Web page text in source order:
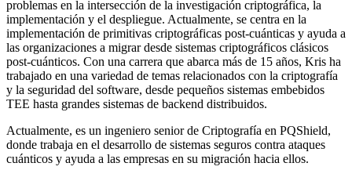
problemas en la intersección de la investigación criptográfica, la
implementación y el despliegue. Actualmente, se centra en la
implementación de primitivas criptográficas post-cuánticas y ayuda a
las organizaciones a migrar desde sistemas criptográficos clásicos
post-cuánticos. Con una carrera que abarca más de 15 años, Kris ha
trabajado en una variedad de temas relacionados con la criptografía
y la seguridad del software, desde pequeños sistemas embebidos
TEE hasta grandes sistemas de backend distribuidos.
Actualmente, es un ingeniero senior de Criptografía en PQShield,
donde trabaja en el desarrollo de sistemas seguros contra ataques
cuánticos y ayuda a las empresas en su migración hacia ellos.